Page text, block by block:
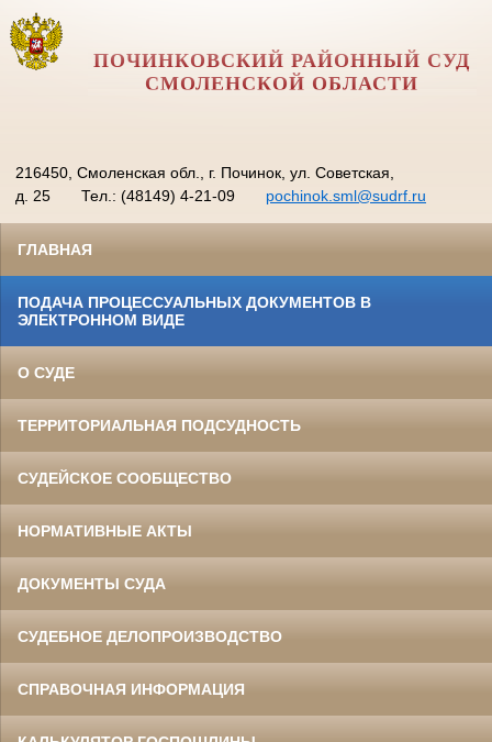
ПОЧИНКОВСКИЙ РАЙОННЫЙ СУД
СМОЛЕНСКОЙ ОБЛАСТИ
216450, Смоленская обл., г. Починок, ул. Советская,
д. 25
Тел.: (48149) 4-21-09 pochinok.sml@sudrf.ru
ГЛАВНАЯ
ПОДАЧА ПРОЦЕССУАЛЬНЫХ ДОКУМЕНТОВ В
ЭЛЕКТРОННОМ ВИДЕ
О СУДЕ
ТЕРРИТОРИАЛЬНАЯ ПОДСУДНОСТЬ
СУДЕЙСКОЕ СООБЩЕСТВО
НОРМАТИВНЫЕ АКТЫ
ДОКУМЕНТЫ СУДА
СУДЕБНОЕ ДЕЛОПРОИЗВОДСТВО
СПРАВОЧНАЯ ИНФОРМАЦИЯ